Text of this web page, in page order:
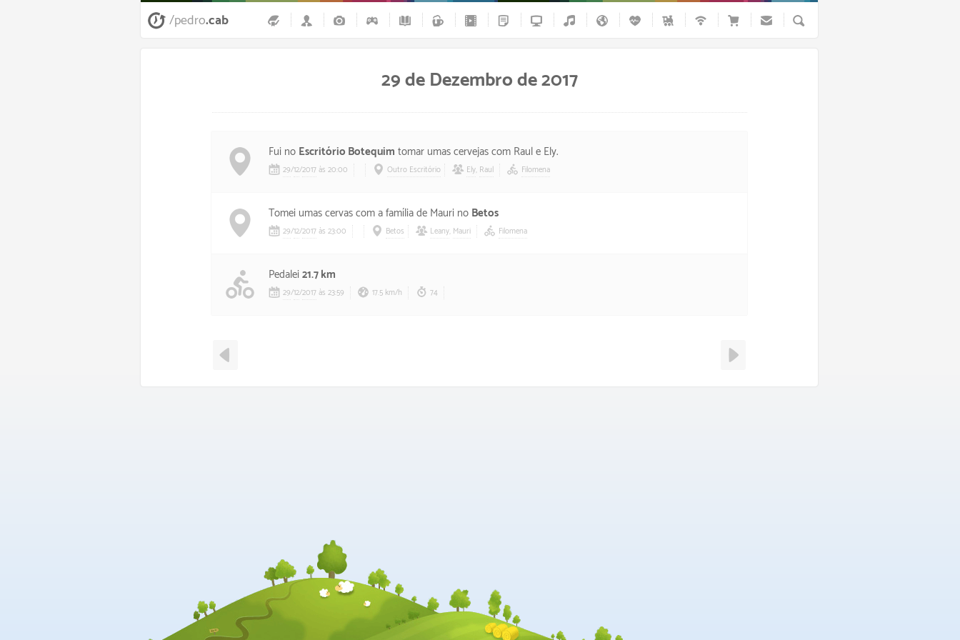
/pedro.cab
29 de Dezembro de 2017
Fui no Escritório Botequim tomar umas cervejas com Raul e Ely.
29/12/2017 às 20:00 Outro Escritório Ely Raul Filomena
Tomei umas cervas com a família de Mauri no Betos
29/12/2017às 23:00 Betos Leany Mauri Filomena
Pedalei21.7 km
29/12/2017 às 23:59 17.5 km/h 74